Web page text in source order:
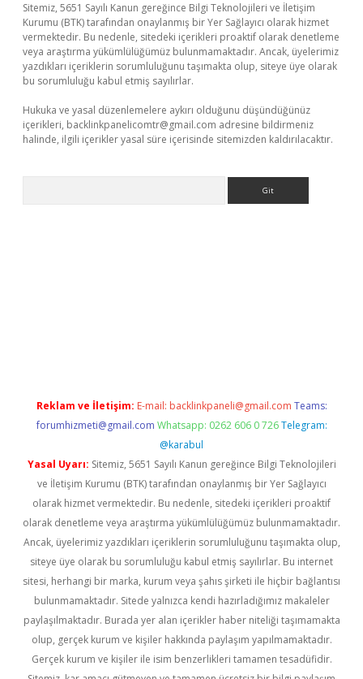
Sitemiz, 5651 Sayılı Kanun gereğince Bilgi Teknolojileri ve İletişim
Kurumu (BTK) tarafından onaylanmış bir Yer Sağlayıcı olarak hizmet
vermektedir. Bu nedenle, sitedeki içerikleri proaktif olarak denetleme
veya araştırma yükümlülüğümüz bulunmamaktadır. Ancak, üyelerimiz
yazdıkları içeriklerin sorumluluğunu taşımakta olup, siteye üye olarak
bu sorumluluğu kabul etmiş sayılırlar.
Hukuka ve yasal düzenlemelere aykırı olduğunu düşündüğünüz
içerikleri, backlinkpanelicomtr@gmail.com adresine bildirmeniz
halinde, ilgili içerikler yasal süre içerisinde sitemizden kaldırılacaktır.
Reklam ve İletişim: E-mail: backlinkpaneli@gmail.com Teams:
forumhizmeti@gmail.com Whatsapp: 0262 606 0 726 Telegram:
@karabul
Yasal Uyarı: Sitemiz, 5651 Sayılı Kanun gereğince Bilgi Teknolojileri
ve İletişim Kurumu (BTK) tarafından onaylanmış bir Yer Sağlayıcı
olarak hizmet vermektedir. Bu nedenle, sitedeki içerikleri proaktif
olarak denetleme veya araştırma yükümlülüğümüz bulunmamaktadır.
Ancak, üyelerimiz yazdıkları içeriklerin sorumluluğunu taşımakta olup,
siteye üye olarak bu sorumluluğu kabul etmiş sayılırlar. Bu internet
sitesi, herhangi bir marka, kurum veya şahıs şirketi ile hiçbir bağlantısı
bulunmamaktadır. Sitede yalnızca kendi hazırladığımız makaleler
paylaşılmaktadır. Burada yer alan içerikler haber niteliği taşımamakta
olup, gerçek kurum ve kişiler hakkında paylaşım yapılmamaktadır.
Gerçek kurum ve kişiler ile isim benzerlikleri tamamen tesadüfidir.